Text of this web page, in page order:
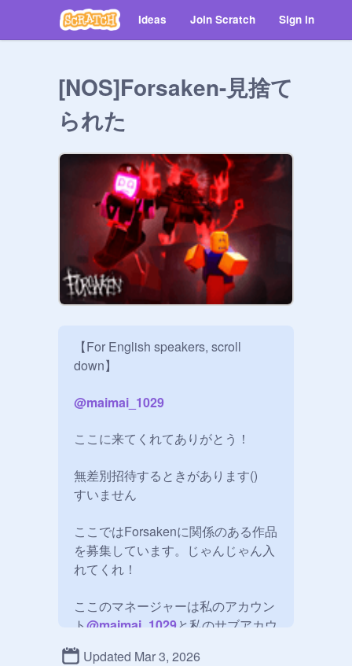
Ideas Join Scratch Sign in
[NOS]Forsaken-見捨て
られた
【For English speakers, scroll
down】
@maimai_1029
ここに来てくれてありがとう！
無差別招待するときがあります()
すいません
ここではForsakenに関係のある作品
を募集しています。じゃんじゃん入
れてくれ！
ここのマネージャーは私のアカウン
ト@maimai_1029と私のサブアカウ
ント
Updated Mar 3, 2026